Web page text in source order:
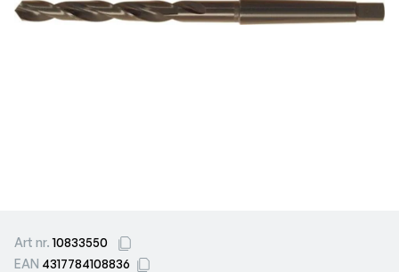
Art nr.10833550
EAN 4317784108836